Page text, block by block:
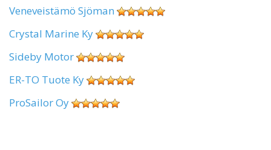
Veneveistämö Sjöman
Crystal Marine Ky
Sideby Motor
ER-TO Tuote Ky
ProSailor Oy